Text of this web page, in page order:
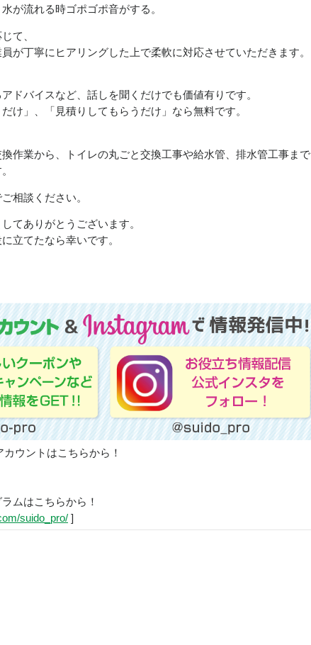
が流れる時ゴポゴポ音がする。
て、
が丁寧にヒアリングした上で柔軟に対応させていただきます。
ドバイスなど、話しを聞くだけでも価値有りです。
け」、「見積りしてもらうだけ」なら無料です。
作業から、トイレの丸ごと交換工事や給水管、排水管工事まで
相談ください。
てありがとうございます。
立てたなら幸いです。
ウントはこちらから！
ムはこちらから！
suido_pro/ ]